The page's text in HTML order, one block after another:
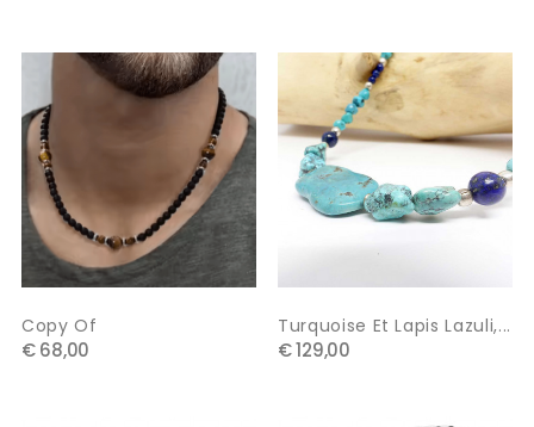
Copy Of
€ 68,00
Turquoise Et Lapis Lazuli,...
€ 129,00